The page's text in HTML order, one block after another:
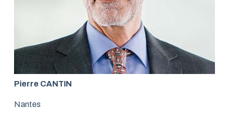
Pierre CANTIN
Nantes